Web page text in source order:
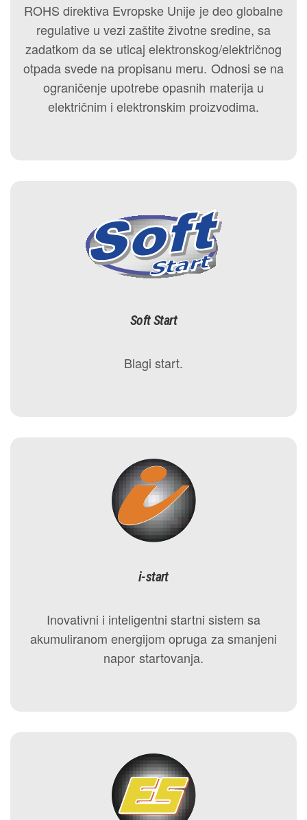
ROHS direktiva Evropske Unije je deo globalne
regulative u vezi zaštite životne sredine, sa
zadatkom da se uticaj elektronskog/električnog
otpada svede na propisanu meru. Odnosi se na
ograničenje upotrebe opasnih materija u
električnim i elektronskim proizvodima.
Soft Start
Blagi start.
i-start
Inovativni i inteligentni startni sistem sa
akumuliranom energijom opruga za smanjeni
napor startovanja.